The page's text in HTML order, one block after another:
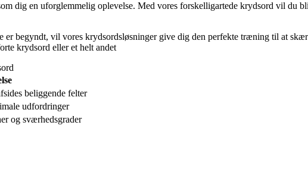
dig en uforglemmelig oplevelse. Med vores forskelligartede krydsord vil du
er begyndt, vil vores krydsordsløsninger give dig den perfekte træning til at
krydsord eller et helt andet
beliggende felter
udfordringer
og sværhedsgrader